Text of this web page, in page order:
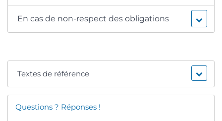
En cas de non-respect des obligations
Textes de référence
Questions ? Réponses !